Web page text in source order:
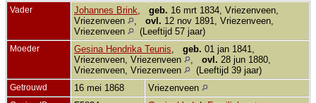
Vader Johannes Brink geb. 16 mrt 1834, Vriezenveen,
Vriezenveen
ovl. 12 nov 1891, Vriezenveen,
Vriezenveen
(Leeftijd 57 jaar)
Moeder Gesina Hendrika Teunis geb. 01 jan 1841,
Vriezenveen, Vriezenveen
ovl. 28 jun 1880,
Vriezenveen, Vriezenveen
(Leeftijd 39 jaar)
Getrouwd 16 mei 1868 Vriezenveen